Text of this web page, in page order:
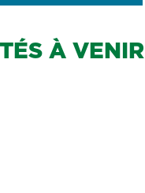
À VENIR